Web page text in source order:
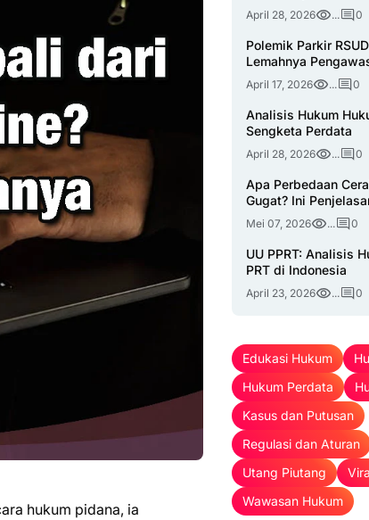
hukum pidana, ia
April 28, 2026 ... 0
Polemik Parkir
Lemahnya
April 17, 2026 ... 0
Analisis Hukum
Sengketa Perdata
April 28, 2026 ... 0
Apa Perbedaan
Gugat? Ini
Mei 07, 2026 ... 0
UU PPRT: Analisis
PRT di Indonesia
April 23, 2026 ... 0
Edukasi Hukum
Hukum Perdata
Kasus dan Putusan
Regulasi dan Aturan
Utang Piutang
Wawasan Hukum